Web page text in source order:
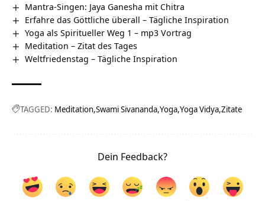
Mantra-Singen: Jaya Ganesha mit Chitra
Erfahre das Göttliche überall – Tägliche Inspiration
Yoga als Spiritueller Weg 1 – mp3 Vortrag
Meditation – Zitat des Tages
Weltfriedenstag – Tägliche Inspiration
TAGGED: Meditation Swami Sivananda Yoga Yoga Vidya Zitate
Dein Feedback?